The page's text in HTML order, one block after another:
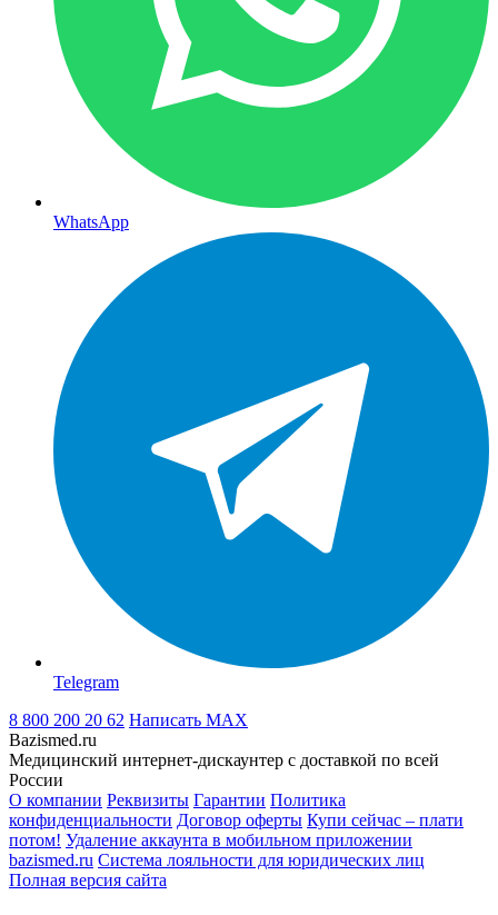
WhatsApp
Telegram
8 800 200 20 62 Написать MAX
Bazismed.ru
Медицинский интернет-дискаунтер с доставкой по всей
России
О компании Реквизиты Гарантии Политика
конфиденциальности Договор оферты Купи сейчас – плати
потом! Удаление аккаунта в мобильном приложении
bazismed.ru Система лояльности для юридических лиц
Полная версия сайта